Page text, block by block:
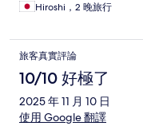
Hiroshi，2 晚旅行
旅客真實評論
10/10 好極了
2025 年 11 月 10 日
使用 Google 翻譯